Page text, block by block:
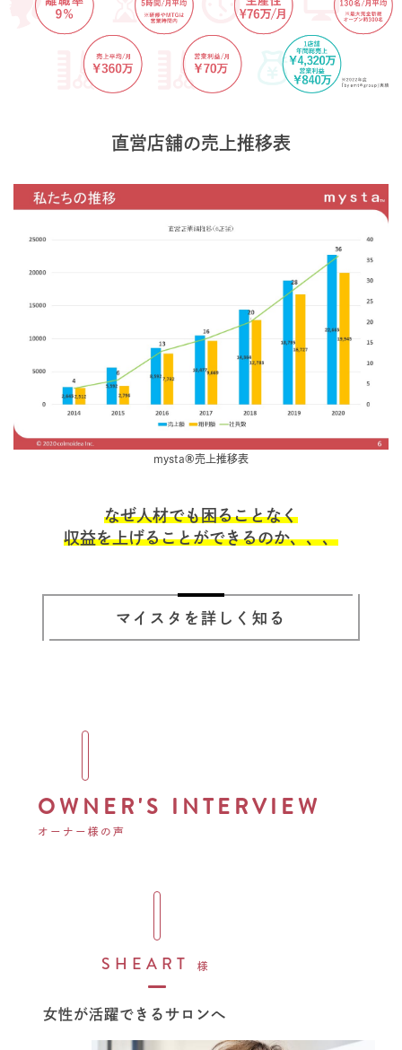
直営店舗の売上推移表
mysta®売上推移表
なぜ人材でも困ることなく
収益を上げることができるのか、、、
マイスタを詳しく知る
OWNER'S INTERVIEW
オーナー様の声
SHEART様
女性が活躍できるサロンへ